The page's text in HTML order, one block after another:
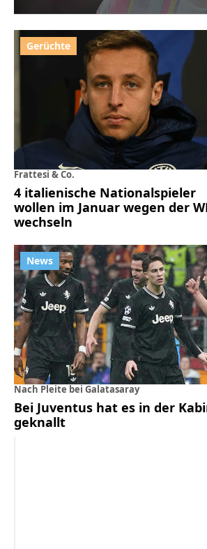
Frattesi & Co.
4 italienische Nationalspieler
wollen im Januar wegen der
wechseln
Nach Pleite bei Galatasaray
Bei Juventus hat es in der
geknallt